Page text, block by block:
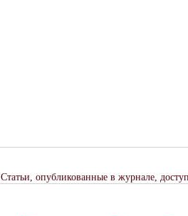
Статьи, опубликованные в журнале,